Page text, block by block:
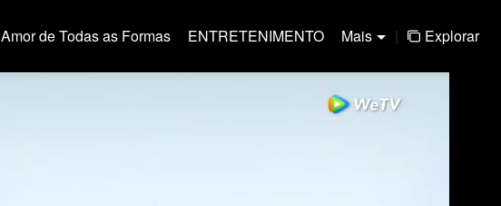
Amor de Todas as Formas ENTRETENIMENTO Mais | Explorar